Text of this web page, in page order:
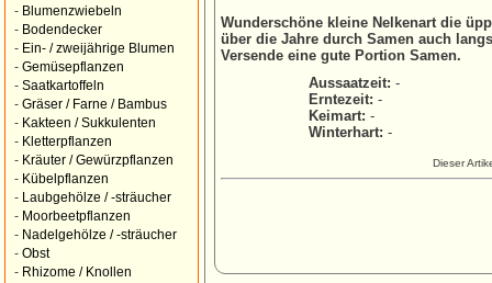
- Blumenzwiebeln
- Bodendecker
- Ein- / zweijährige Blumen
- Gemüsepflanzen
- Saatkartoffeln
- Gräser / Farne / Bambus
- Kakteen / Sukkulenten
- Kletterpflanzen
- Kräuter / Gewürzpflanzen
- Kübelpflanzen
-
Laubgehölze / -sträucher
- Moorbeetpflanzen
- Nadelgehölze / -sträucher
- Obst
- Rhizome / Knollen
Wunderschöne kleine Nelkenart die
über die Jahre durch Samen auch
Versende eine gute Portion Samen.
Aussaatzeit: -
Erntezeit: -
Keimart: -
Winterhart: -
Dieser